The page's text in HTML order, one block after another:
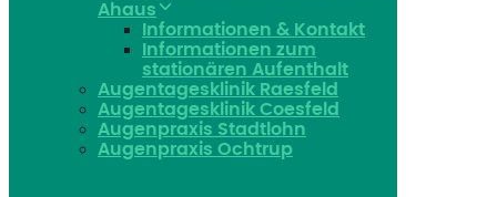
Ahaus
Informationen & Kontakt
Informationen zum
stationären Aufenthalt
Augentagesklinik Raesfeld
Augentagesklinik Coesfeld
Augenpraxis Stadtlohn
Augenpraxis Ochtrup